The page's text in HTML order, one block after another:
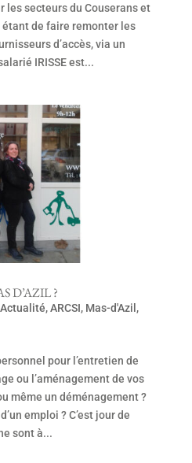
les secteurs du Couserans et
étant de faire remonter les
d’accès, via un
IRISSE est...
D’AZIL ?
Actualité,ARCSI, Mas-d'Azil ,
pour l’entretien de
ou l’aménagement de vos
même un déménagement ?
emploi ? C’est jour de
sont à...